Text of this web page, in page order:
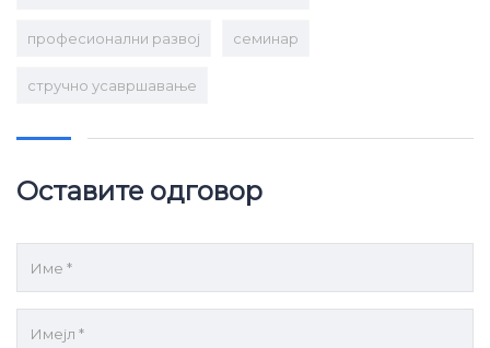
професионални развој семинар
стручно усавршавање
Оставите одговор